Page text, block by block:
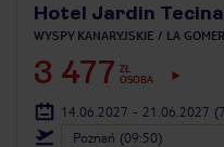
Hotel Jardin Tecina
WYSPY KANARYJSKIE LA
3 477 ZŁ
OSOBA
14.06.2027 - 21.06.2027
Poznań (09:50)